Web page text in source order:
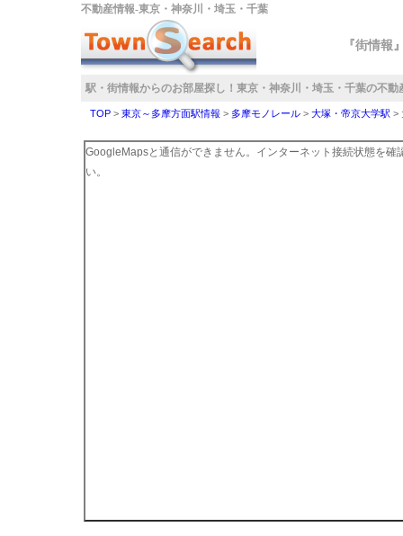
不動産情報‐東京・神奈川・埼玉・千葉
『街情報
駅・街情報からのお部屋探し！ 東京・神奈川・埼玉・千葉の不動
TOP > 東京～多摩方面駅情報 > 多摩モノレール > 大塚・帝京大学駅 >
GoogleMapsと通信ができません。インターネット接続状態を確
い。